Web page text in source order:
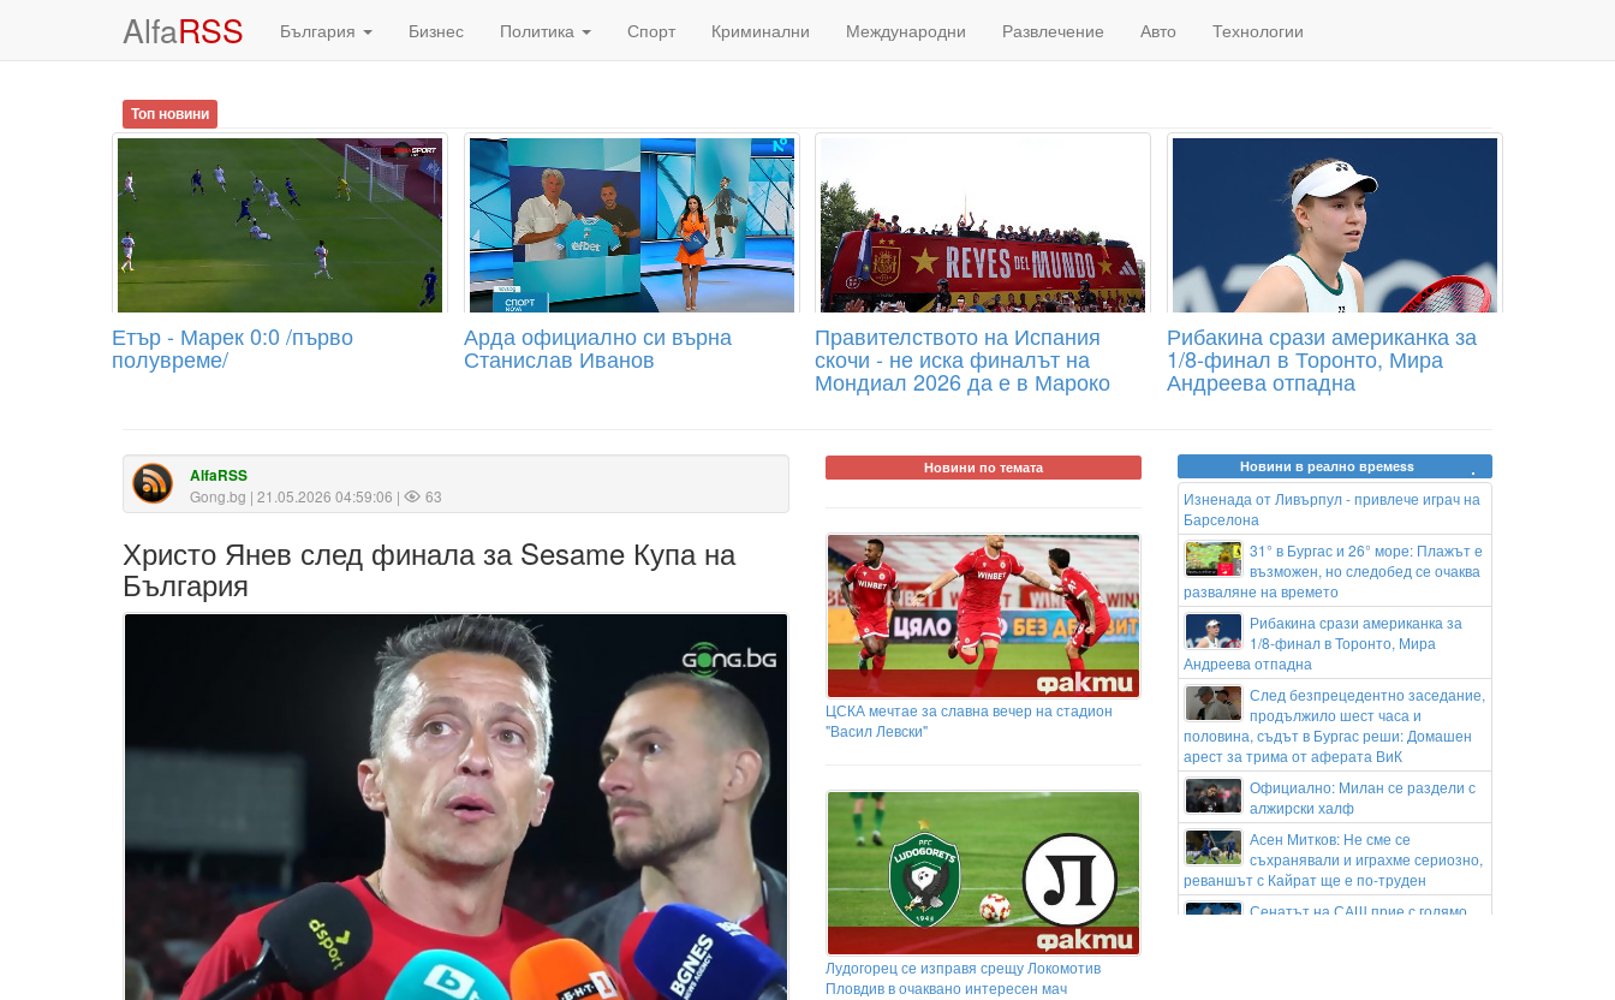
AlfaRSS България Бизнес Политика Спорт Криминални Международни Развлечение Авто Технологии
Топ новини
Етър - Марек 0:0 /първо
полувреме/
Арда официално си върна
Станислав Иванов
Правителството на Испания
скочи - не иска финалът на
Мондиал 2026 да е в Мароко
Рибакина срази американка за
1/8-финал в Торонто, Мира
Андреева отпадна
AlfaRSS
Gong.bg | 21.05.2026 04:59:06 | 63
Христо Янев след финала за Sesame Купа на
България
Новини по темата
ЦСКА мечтае за славна вечер на стадион
"Васил Левски"
Лудогорец се изправя срещу Локомотив
Пловдив в очаквано интересен мач
Новини в реално времеss
Изненада от Ливърпул - привлече играч на
Барселона
31° в Бургас и 26° море: Плажът е
възможен, но следобед се очаква
разваляне на времето
Рибакина срази американка за
1/8-финал в Торонто, Мира
Андреева отпадна
След безпрецедентно заседание,
продължило шест часа и
половина, съдът в Бургас реши: Домашен
арест за трима от аферата ВиК
Официално: Милан се раздели с
алжирски халф
Асен Митков: Не сме се
съхранявали и играхме сериозно,
реваншът с Кайрат ще е по-труден
Сенатът на САЩ прие с голямо